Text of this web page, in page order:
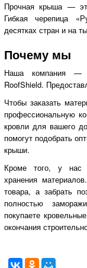
Прочная крыша —
Гибкая черепица
десятках стран и на
Почему мы
Наша компания —
RoofShield.
Чтобы заказать
профессиональную
кровли для вашего
помогут подобрать
крыши.
Кроме того, у нас
хранения
товара, а забрать
полностью
покупаете
окончания